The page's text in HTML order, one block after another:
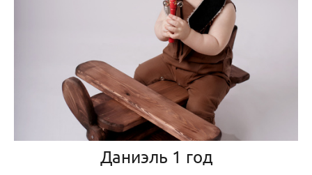
Даниэль 1 год